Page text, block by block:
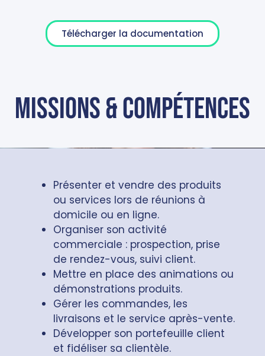
Télécharger la documentation
missions & compétences
Présenter et vendre des produits
ou services lors de réunions à
domicile ou en ligne.
Organiser son activité
commerciale : prospection, prise
de rendez-vous, suivi client.
Mettre en place des animations ou
démonstrations produits.
Gérer les commandes, les
livraisons et le service après-vente.
Développer son portefeuille client
et fidéliser sa clientèle.